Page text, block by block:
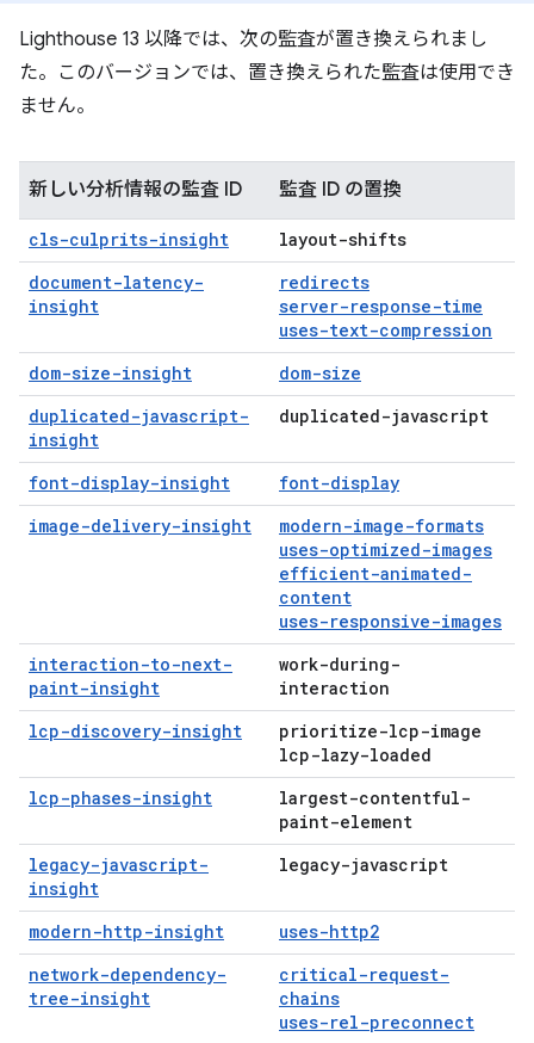
Lighthouse 13 以降では、次の監査が置き換えられまし
た。このバージョンでは、置き換えられた監査は使用でき
ません。
新しい分析情報の監査 ID 監査 ID の置換
cls-culprits-insight
layout-shifts
document-latency-
insight
redirects
server-response-time
uses-text-compression
dom-size-insight
dom-size
duplicated-javascript-
insight
duplicated-javascript
font-display-insight
font-display
image-delivery-insight
modern-image-formats
uses-optimized-images
efficient-animated-
content
uses-responsive-images
interaction-to-next-
paint-insight
work-during-
interaction
lcp-discovery-insight
prioritize-lcp-image
lcp-lazy-loaded
lcp-phases-insight
largest-contentful-
paint-element
legacy-javascript-
insight
legacy-javascript
modern-http-insight
uses-http2
network-dependency-
tree-insight
critical-request-
chains
uses-rel-preconnect